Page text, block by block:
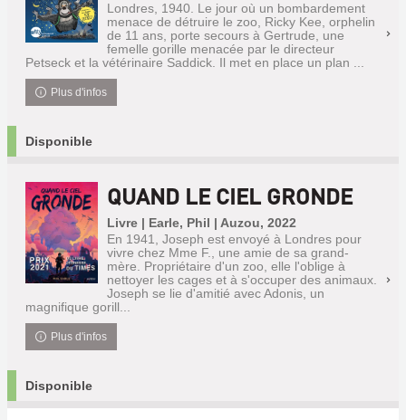
Londres, 1940. Le jour où un bombardement
menace de détruire le zoo, Ricky Kee, orphelin
de 11 ans, porte secours à Gertrude, une
femelle gorille menacée par le directeur
Petseck et la vétérinaire Saddick. Il met en place un plan ...
Plus d'infos
Disponible
QUAND LE CIEL GRONDE
Livre | Earle, Phil | Auzou, 2022
En 1941, Joseph est envoyé à Londres pour
vivre chez Mme F., une amie de sa grand-
mère. Propriétaire d'un zoo, elle l'oblige à
nettoyer les cages et à s'occuper des animaux.
Joseph se lie d'amitié avec Adonis, un
magnifique gorill...
Plus d'infos
Disponible